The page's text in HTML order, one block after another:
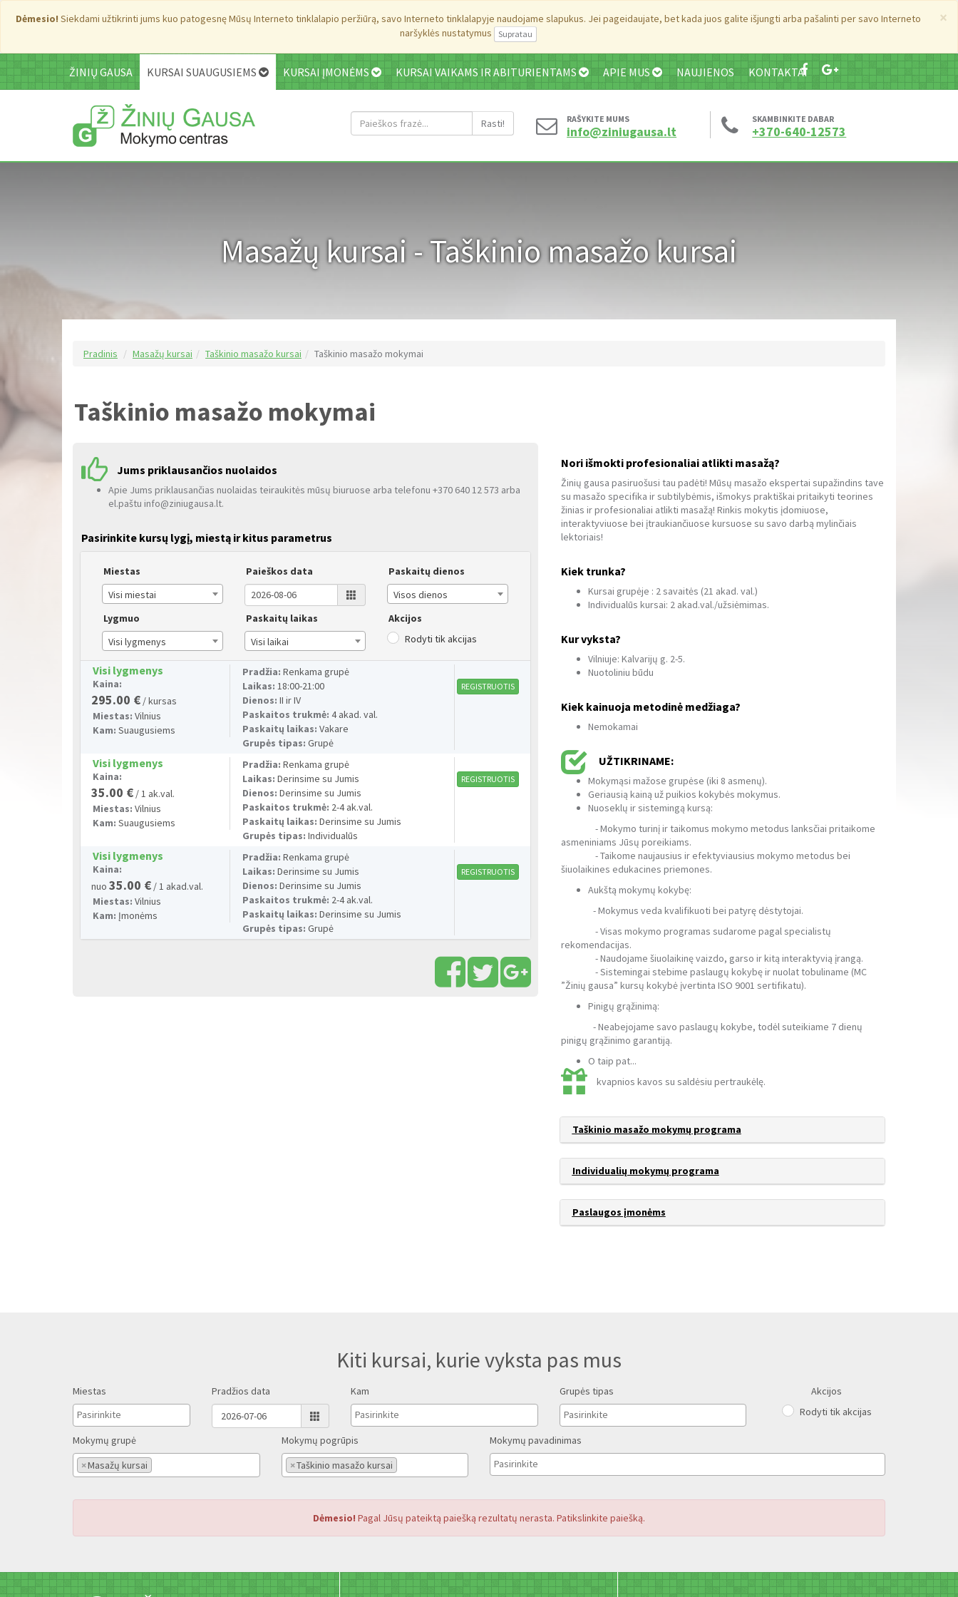
×
Dėmesio! Siekdami užtikrinti jums kuo patogesnę Mūsų Interneto tinklalapio peržiūrą, savo Interneto tinklalapyje naudojame slapukus. Jei pageidaujate, bet kada juos galite išjungti arba pašalinti per savo Interneto
naršyklės nustatymus
ŽINIŲ GAUSA KURSAI SUAUGUSIEMS KURSAI ĮMONĖMS KURSAI VAIKAMS IR ABITURIENTAMS APIE MUS NAUJIENOS KONTAKTAI
Rasti! RAŠYKITE MUMS
info@ziniugausa.lt
SKAMBINKITE DABAR
+370-640-12573
Masažų kursai - Taškinio masažo kursai
Pradinis Masažų kursai Taškinio masažo kursai Taškinio masažo mokymai
Taškinio masažo mokymai
Jums priklausančios nuolaidos
Apie Jums priklausančias nuolaidas teiraukitės mūsų biuruose arba telefonu +370 640 12 573 arba
el.paštu info@ziniugausa.lt.
Pasirinkite kursų lygį, miestą ir kitus parametrus
Miestas
Visi miestai
Paieškos data
Paskaitų dienos
Visos dienos
Lygmuo
Visi lygmenys
Paskaitų laikas
Visi laikai
Akcijos
Rodyti tik akcijas
Visi lygmenys
Kaina:
295.00 € / kursas
Miestas: Vilnius
Kam: Suaugusiems
Pradžia:Renkama grupė
Laikas:18:00-21:00
Dienos:II ir IV
Paskaitos trukmė:4 akad. val.
Paskaitų laikas:Vakare
Grupės tipas: Grupė
REGISTRUOTIS
Visi lygmenys
Kaina:
35.00 € / 1 ak.val.
Miestas: Vilnius
Kam: Suaugusiems
Pradžia:Renkama grupė
Laikas:Derinsime su Jumis
Dienos:Derinsime su Jumis
Paskaitos trukmė: 2-4 ak.val.
Paskaitų laikas:Derinsime su Jumis
Grupės tipas: Individualūs
REGISTRUOTIS
Visi lygmenys
Kaina:
nuo 35.00 € / 1 akad.val.
Miestas: Vilnius
Kam: Įmonėms
Pradžia:Renkama grupė
Laikas:Derinsime su Jumis
Dienos:Derinsime su Jumis
Paskaitos trukmė: 2-4 ak.val.
Paskaitų laikas:Derinsime su Jumis
Grupės tipas: Grupė
REGISTRUOTIS
Nori išmokti profesionaliai atlikti masažą?
Žinių gausa pasiruošusi tau padėti! Mūsų masažo ekspertai supažindins tave
su masažo specifika ir subtilybėmis, išmokys praktiškai pritaikyti teorines
žinias ir profesionaliai atlikti masažą! Rinkis mokytis įdomiuose,
interaktyviuose bei įtraukiančiuose kursuose su savo darbą mylinčiais
lektoriais!
Kiek trunka?
Kursai grupėje : 2 savaitės (21 akad. val.)
Individualūs kursai: 2 akad.val./užsiėmimas.
Kur vyksta?
Vilniuje: Kalvarijų g. 2-5.
Nuotoliniu būdu
Kiek kainuoja metodinė medžiaga?
Nemokamai
UŽTIKRINAME:
Mokymąsi mažose grupėse (iki 8 asmenų).
Geriausią kainą už puikios kokybės mokymus.
Nuoseklų ir sistemingą kursą:
- Mokymo turinį ir taikomus mokymo metodus lanksčiai pritaikome
asmeniniams Jūsų poreikiams.
- Taikome naujausius ir efektyviausius mokymo metodus bei
šiuolaikines edukacines priemones.
Aukštą mokymų kokybę:
- Mokymus veda kvalifikuoti bei patyrę dėstytojai.
- Visas mokymo programas sudarome pagal specialistų
rekomendacijas.
- Naudojame šiuolaikinę vaizdo, garso ir kitą interaktyvią įrangą.
- Sistemingai stebime paslaugų kokybę ir nuolat tobuliname (MC
”Žinių gausa” kursų kokybė įvertinta ISO 9001 sertifikatu).
Pinigų grąžinimą:
- Neabejojame savo paslaugų kokybe, todėl suteikiame 7 dienų
pinigų grąžinimo garantiją.
O taip pat...
kvapnios kavos su saldėsiu pertraukėlę.
Taškinio masažo mokymų programa
Individualių mokymų programa
Paslaugos įmonėms
Kiti kursai, kurie vyksta pas mus
Miestas Pradžios data Kam Grupės tipas
Akcijos
Rodyti tik akcijas
Mokymų grupė
×Masažų kursai
Mokymų pogrūpis
×Taškinio masažo kursai
Mokymų pavadinimas
Dėmesio! Pagal Jūsų pateiktą paiešką rezultatų nerasta. Patikslinkite paiešką.